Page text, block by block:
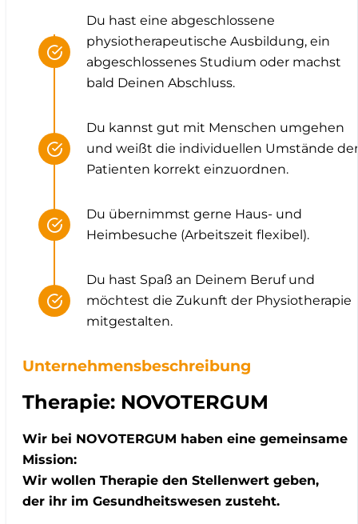
Du hast eine abgeschlossene
physiotherapeutische Ausbildung, ein
abgeschlossenes Studium oder machst
bald Deinen Abschluss.
Du kannst gut mit Menschen umgehen
und weißt die individuellen Umstände der
Patienten korrekt einzuordnen.
Du übernimmst gerne Haus- und
Heimbesuche (Arbeitszeit flexibel).
Du hast Spaß an Deinem Beruf und
möchtest die Zukunft der Physiotherapie
mitgestalten.
Unternehmensbeschreibung
Therapie: NOVOTERGUM
Wir bei NOVOTERGUM haben eine gemeinsame
Mission:
Wir wollen Therapie den Stellenwert geben,
der ihr im Gesundheitswesen zusteht.